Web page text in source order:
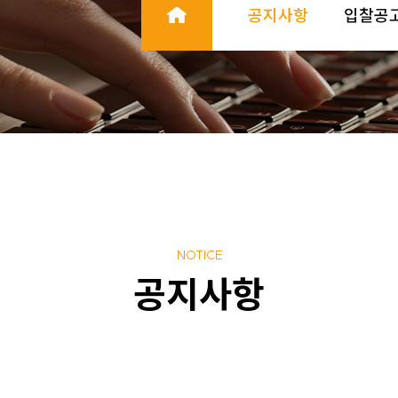
공지사항 입찰공
NOTICE
공지사항